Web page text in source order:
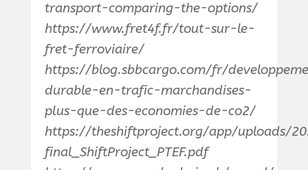
transport-comparing-the-options/
https://www.fret4f.fr/tout-sur-le-
fret-ferroviaire/
https://blog.sbbcargo.com/fr/
durable-en-trafic-marchandises-
plus-que-des-economies-de-co2/
https://theshiftproject.org/app/uploads/
final_ShiftProject_PTEF.pdf